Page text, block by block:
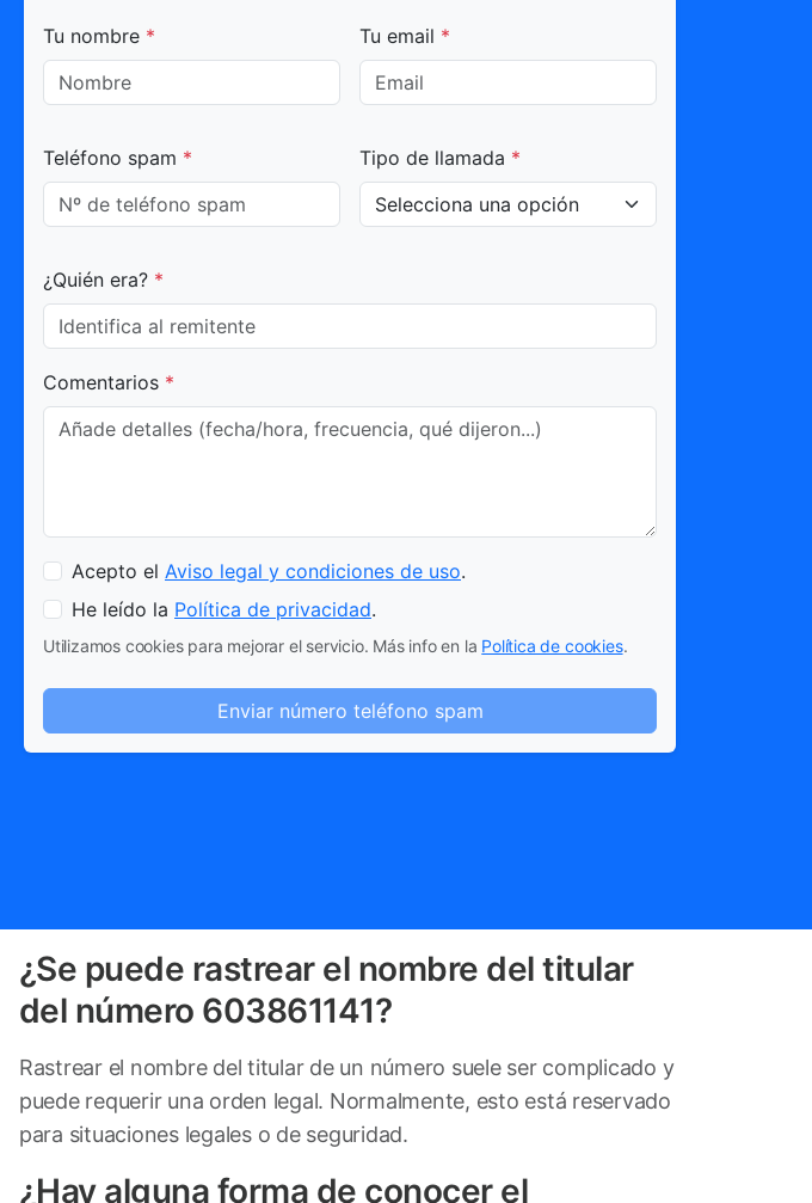
Tu nombre * Tu email *
Teléfono spam * Tipo de llamada *
¿Quién era? *
Comentarios *
Acepto el Aviso legal y condiciones de uso.
He leído la Política de privacidad.
Utilizamos cookies para mejorar el servicio. Más info en la Política de cookies.
Enviar número teléfono spam
¿Se puede rastrear el nombre del titular
del número 603861141?
Rastrear el nombre del titular de un número suele ser complicado y
puede requerir una orden legal. Normalmente, esto está reservado
para situaciones legales o de seguridad.
¿Hay alguna forma de conocer el